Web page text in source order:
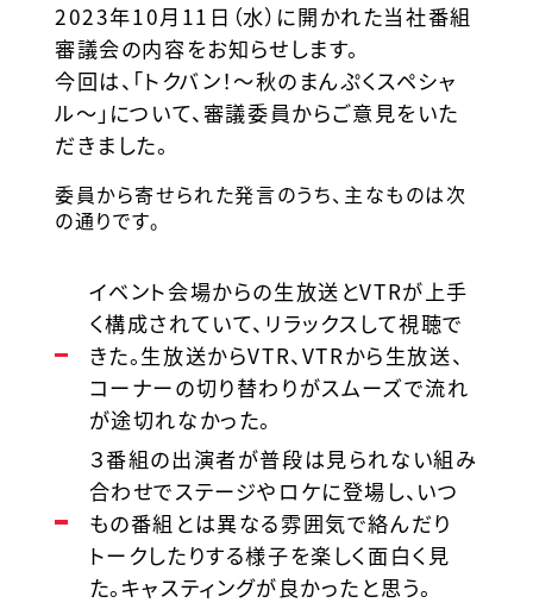
2023年10月11日（水）に開かれた当社番組
審議会の内容をお知らせします。
今回は、「トクバン！～秋のまんぷくスペシャ
ル～」について、審議委員からご意見をいた
だきました。
委員から寄せられた発言のうち、主なものは次
の通りです。
イベント会場からの生放送とVTRが上手
く構成されていて、リラックスして視聴で
きた。生放送からVTR、VTRから生放送、
コーナーの切り替わりがスムーズで流れ
が途切れなかった。
３番組の出演者が普段は見られない組み
合わせでステージやロケに登場し、いつ
もの番組とは異なる雰囲気で絡んだり
トークしたりする様子を楽しく面白く見
た。キャスティングが良かったと思う。